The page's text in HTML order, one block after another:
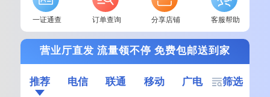
一证通查 订单查询 分享店铺 客服帮助
营业厅直发 流量领不停 免费包邮送到家
推荐 电信 联通 移动 广电 筛选